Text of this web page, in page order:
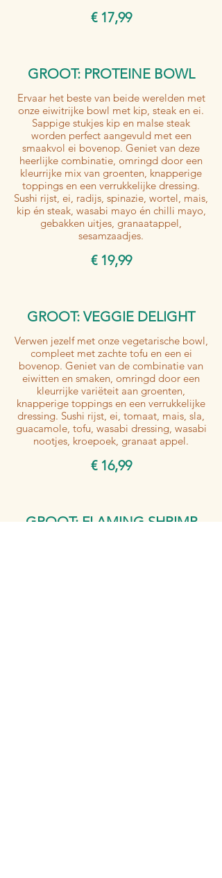
€ 17,99
GROOT: PROTEINE BOWL
Ervaar het beste van beide werelden met
onze eiwitrijke bowl met kip, steak en ei.
Sappige stukjes kip en malse steak
worden perfect aangevuld met een
smaakvol ei bovenop. Geniet van deze
heerlijke combinatie, omringd door een
kleurrijke mix van groenten, knapperige
toppings en een verrukkelijke dressing.
Sushi rijst, ei, radijs, spinazie, wortel, mais,
kip én steak, wasabi mayo én chilli mayo,
gebakken uitjes, granaatappel,
sesamzaadjes.
€ 19,99
GROOT: VEGGIE DELIGHT
Verwen jezelf met onze vegetarische bowl,
compleet met zachte tofu en een ei
bovenop. Geniet van de combinatie van
eiwitten en smaken, omringd door een
kleurrijke variëteit aan groenten,
knapperige toppings en een verrukkelijke
dressing. Sushi rijst, ei, tomaat, mais, sla,
guacamole, tofu, wasabi dressing, wasabi
nootjes, kroepoek, granaat appel.
€ 16,99
GROOT: FLAMING SHRIMP